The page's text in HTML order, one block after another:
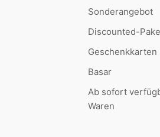
Sonderangebot
Discounted-
Geschenkkarten
Basar
Ab sofort
Waren